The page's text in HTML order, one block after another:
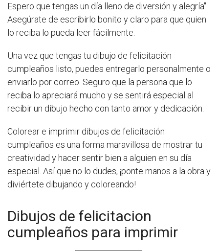
Espero que tengas un día lleno de diversión y alegría".
Asegúrate de escribirlo bonito y claro para que quien
lo reciba lo pueda leer fácilmente.
Una vez que tengas tu dibujo de felicitación
cumpleaños listo, puedes entregarlo personalmente o
enviarlo por correo. Seguro que la persona que lo
reciba lo apreciará mucho y se sentirá especial al
recibir un dibujo hecho con tanto amor y dedicación.
Colorear e imprimir dibujos de felicitación
cumpleaños es una forma maravillosa de mostrar tu
creatividad y hacer sentir bien a alguien en su día
especial. Así que no lo dudes, ¡ponte manos a la obra y
diviértete dibujando y coloreando!
Dibujos de felicitacion
cumpleaños para imprimir